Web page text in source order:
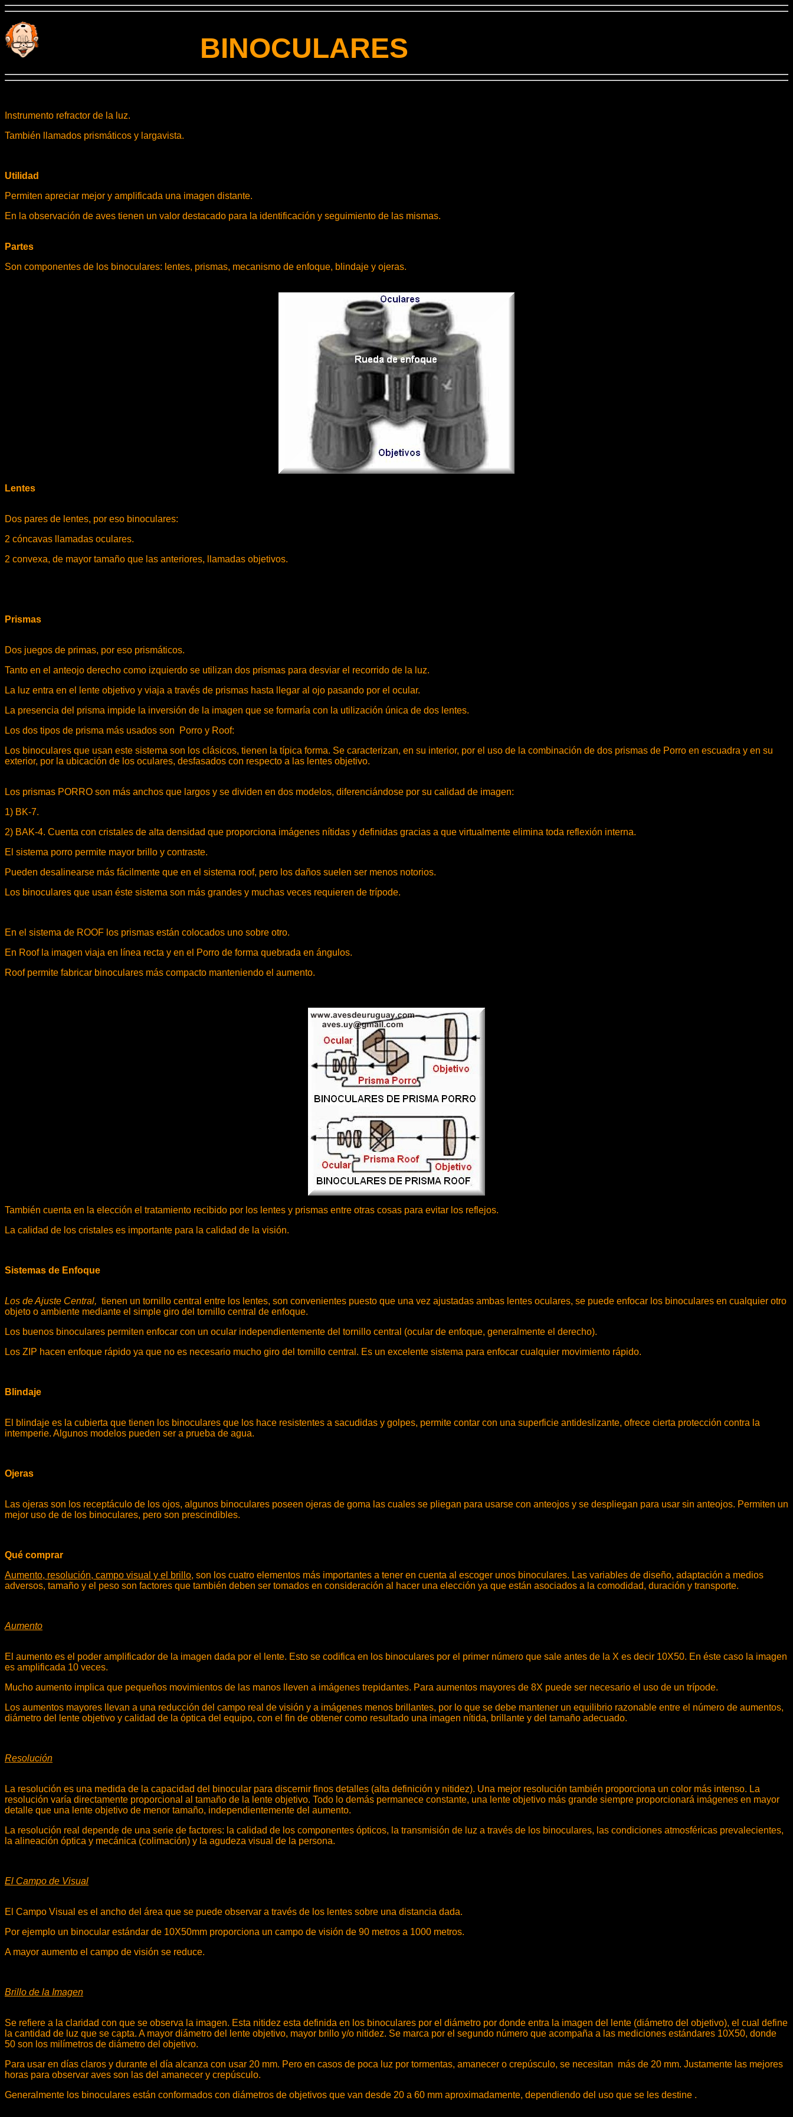
BINOCULARES
Instrumento refractor de la luz.
También llamados prismáticos y largavista.
Utilidad
Permiten apreciar mejor y amplificada una imagen distante.
En la observación de aves tienen un valor destacado para la identificación y seguimiento de las mismas.
Partes
Son componentes de los binoculares: lentes, prismas, mecanismo de enfoque, blindaje y ojeras.
Lentes
Dos pares de lentes, por eso binoculares:
2 cóncavas llamadas oculares.
2 convexa, de mayor tamaño que las anteriores, llamadas objetivos.
Prismas
Dos juegos de primas, por eso prismáticos.
Tanto en el anteojo derecho como izquierdo se utilizan dos prismas para desviar el recorrido de la luz.
La luz entra en el lente objetivo y viaja a través de prismas hasta llegar al ojo pasando por el ocular.
La presencia del prisma impide la inversión de la imagen que se formaría con la utilización única de dos lentes.
Los dos tipos de prisma más usados son Porro y Roof:
Los binoculares que usan este sistema son los clásicos, tienen la típica forma. Se caracterizan, en su interior, por el uso de la combinación de dos prismas de Porro en escuadra y en su
exterior, por la ubicación de los oculares, desfasados con respecto a las lentes objetivo.
Los prismas PORRO son más anchos que largos y se dividen en dos modelos, diferenciándose por su calidad de imagen:
1) BK-7.
2) BAK-4. Cuenta con cristales de alta densidad que proporciona imágenes nítidas y definidas gracias a que virtualmente elimina toda reflexión interna.
El sistema porro permite mayor brillo y contraste.
Pueden desalinearse más fácilmente que en el sistema roof, pero los daños suelen ser menos notorios.
Los binoculares que usan éste sistema son más grandes y muchas veces requieren de trípode.
En el sistema de ROOF los prismas están colocados uno sobre otro.
En Roof la imagen viaja en línea recta y en el Porro de forma quebrada en ángulos.
Roof permite fabricar binoculares más compacto manteniendo el aumento.
También cuenta en la elección el tratamiento recibido por los lentes y prismas entre otras cosas para evitar los reflejos.
La calidad de los cristales es importante para la calidad de la visión.
Sistemas de Enfoque
Los de Ajuste Central, tienen un tornillo central entre los lentes, son convenientes puesto que una vez ajustadas ambas lentes oculares, se puede enfocar los binoculares en cualquier otro
objeto o ambiente mediante el simple giro del tornillo central de enfoque.
Los buenos binoculares permiten enfocar con un ocular independientemente del tornillo central (ocular de enfoque, generalmente el derecho).
Los ZIP hacen enfoque rápido ya que no es necesario mucho giro del tornillo central. Es un excelente sistema para enfocar cualquier movimiento rápido.
Blindaje
El blindaje es la cubierta que tienen los binoculares que los hace resistentes a sacudidas y golpes, permite contar con una superficie antideslizante, ofrece cierta protección contra la
intemperie. Algunos modelos pueden ser a prueba de agua.
Ojeras
Las ojeras son los receptáculo de los ojos, algunos binoculares poseen ojeras de goma las cuales se pliegan para usarse con anteojos y se despliegan para usar sin anteojos. Permiten un
mejor uso de de los binoculares, pero son prescindibles.
Qué comprar
Aumento, resolución, campo visual y el brillo, son los cuatro elementos más importantes a tener en cuenta al escoger unos binoculares. Las variables de diseño, adaptación a medios
adversos, tamaño y el peso son factores que también deben ser tomados en consideración al hacer una elección ya que están asociados a la comodidad, duración y transporte.
Aumento
El aumento es el poder amplificador de la imagen dada por el lente. Esto se codifica en los binoculares por el primer número que sale antes de la X es decir 10X50. En éste caso la imagen
es amplificada 10 veces.
Mucho aumento implica que pequeños movimientos de las manos lleven a imágenes trepidantes. Para aumentos mayores de 8X puede ser necesario el uso de un trípode.
Los aumentos mayores llevan a una reducción del campo real de visión y a imágenes menos brillantes, por lo que se debe mantener un equilibrio razonable entre el número de aumentos,
diámetro del lente objetivo y calidad de la óptica del equipo, con el fin de obtener como resultado una imagen nítida, brillante y del tamaño adecuado.
Resolución
La resolución es una medida de la capacidad del binocular para discernir finos detalles (alta definición y nitidez). Una mejor resolución también proporciona un color más intenso. La
resolución varía directamente proporcional al tamaño de la lente objetivo. Todo lo demás permanece constante, una lente objetivo más grande siempre proporcionará imágenes en mayor
detalle que una lente objetivo de menor tamaño, independientemente del aumento.
La resolución real depende de una serie de factores: la calidad de los componentes ópticos, la transmisión de luz a través de los binoculares, las condiciones atmosféricas prevalecientes,
la alineación óptica y mecánica (colimación) y la agudeza visual de la persona.
El Campo de Visual
El Campo Visual es el ancho del área que se puede observar a través de los lentes sobre una distancia dada.
Por ejemplo un binocular estándar de 10X50mm proporciona un campo de visión de 90 metros a 1000 metros.
A mayor aumento el campo de visión se reduce.
Brillo de la Imagen
Se refiere a la claridad con que se observa la imagen. Esta nitidez esta definida en los binoculares por el diámetro por donde entra la imagen del lente (diámetro del objetivo), el cual define
la cantidad de luz que se capta. A mayor diámetro del lente objetivo, mayor brillo y/o nitidez. Se marca por el segundo número que acompaña a las mediciones estándares 10X50, donde
50 son los milímetros de diámetro del objetivo.
Para usar en días claros y durante el día alcanza con usar 20 mm. Pero en casos de poca luz por tormentas, amanecer o crepúsculo, se necesitan más de 20 mm. Justamente las mejores
horas para observar aves son las del amanecer y crepúsculo.
Generalmente los binoculares están conformados con diámetros de objetivos que van desde 20 a 60 mm aproximadamente, dependiendo del uso que se les destine .